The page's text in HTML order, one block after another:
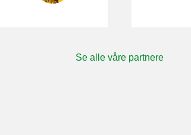
Se alle våre partnere